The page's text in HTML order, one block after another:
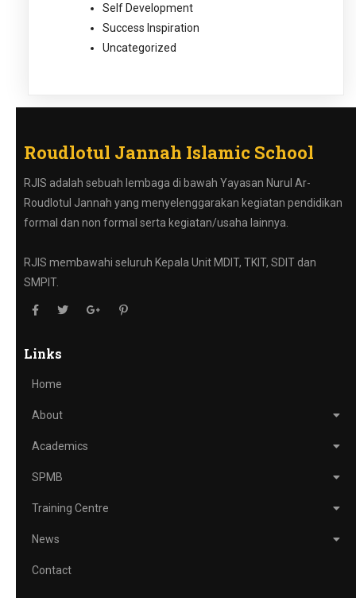
Self Development
Success Inspiration
Uncategorized
Roudlotul Jannah Islamic School
RJIS adalah sebuah lembaga di bawah Yayasan Nurul Ar-
Roudlotul Jannah yang menyelenggarakan kegiatan pendidikan
formal dan non formal serta kegiatan/usaha lainnya.
RJIS membawahi seluruh Kepala Unit MDIT, TKIT, SDIT dan
SMPIT.
Links
Home
About
Academics
SPMB
Training Centre
News
Contact